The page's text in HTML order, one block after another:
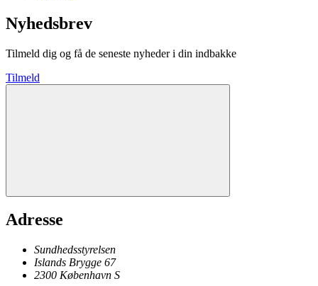
Nyhedsbrev
Tilmeld dig og få de seneste nyheder i din indbakke
Tilmeld
Adresse
Sundhedsstyrelsen
Islands Brygge 67
2300 København S